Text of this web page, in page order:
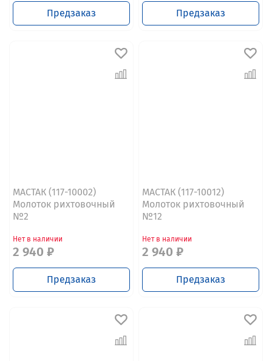
Предзаказ Предзаказ
МАСТАК (117-10002)
Молоток рихтовочный
№2
Нет в наличии
2 940 ₽
Предзаказ
МАСТАК (117-10012)
Молоток рихтовочный
№12
Нет в наличии
2 940 ₽
Предзаказ